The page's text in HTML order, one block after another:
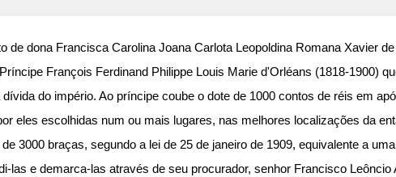
dona Francisca Carolina Joana Carlota Leopoldina Romana Xavier
François Ferdinand Philippe Louis Marie d'Orléans (1818-1900)
do império. Ao príncipe coube o dote de 1000 contos de réis em
eles escolhidas num ou mais lugares, nas melhores localizações da
3000 braças, segundo a lei de 25 de janeiro de 1909, equivalente a
las e demarca-las através de seu procurador, senhor Francisco